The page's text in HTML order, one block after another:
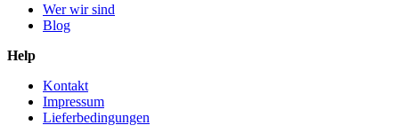
Wer wir sind
Blog
Help
Kontakt
Impressum
Lieferbedingungen